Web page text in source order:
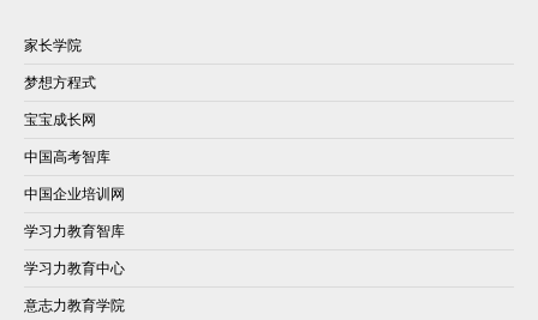
家长学院
梦想方程式
宝宝成长网
中国高考智库
中国企业培训网
学习力教育智库
学习力教育中心
意志力教育学院